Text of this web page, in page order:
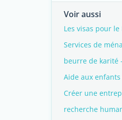
Voir aussi
Les visas pour le
Services de
beurre de karité
Aide aux
Créer une
recherche